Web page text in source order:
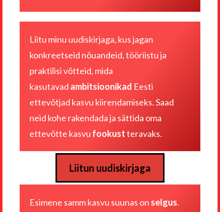
Liitu minu uudiskirjaga, kus jagan
konkreetseid nõuandeid, tööriistu ja
praktilisi võtteid, mida
kasutavad ambitsioonikad Eesti
ettevõtjad kasvu kiirendamiseks. Saad
neid kohe rakendada ja sättida oma
ettevõtte kasvu fookustteravaks.
Liitun uudiskirjaga
Esimene samm kasvu suunas on selgus.